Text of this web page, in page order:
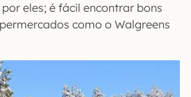
eles; é fácil encontrar bons
como o Walgreens